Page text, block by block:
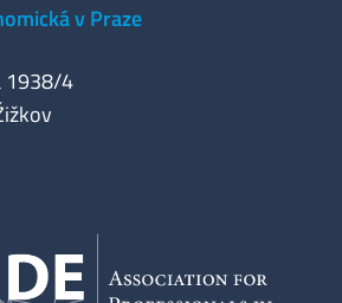
v Praze
1938/4